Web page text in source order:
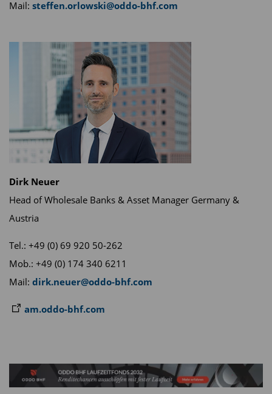
Mail: steffen.orlowski@oddo-bhf.com
Dirk Neuer
Head of Wholesale Banks & Asset Manager Germany &
Austria
Tel.: +49 (0) 69 920 50-262
Mob.: +49 (0) 174 340 6211
Mail: dirk.neuer@oddo-bhf.com
am.oddo-bhf.com